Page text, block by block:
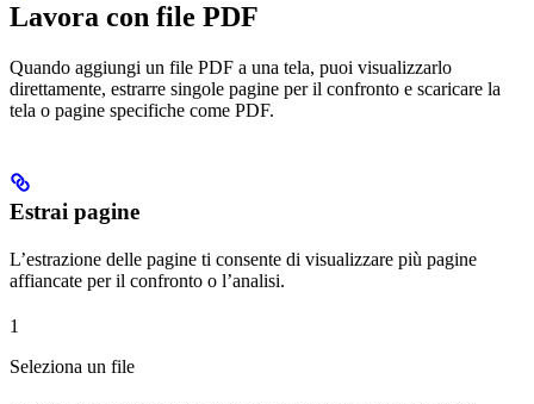
Lavora con file PDF
Quando aggiungi un file PDF a una tela, puoi visualizzarlo
direttamente, estrarre singole pagine per il confronto e scaricare la
tela o pagine specifiche come PDF.
Estrai pagine
L’estrazione delle pagine ti consente di visualizzare più pagine
affiancate per il confronto o l’analisi.
1
Seleziona un file